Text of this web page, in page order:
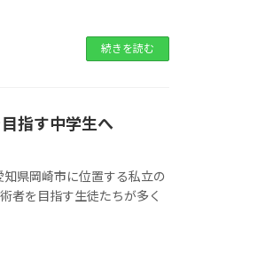
続きを読む
指す中学生へ
県岡崎市に位置する私立の
者を目指す生徒たちが多く